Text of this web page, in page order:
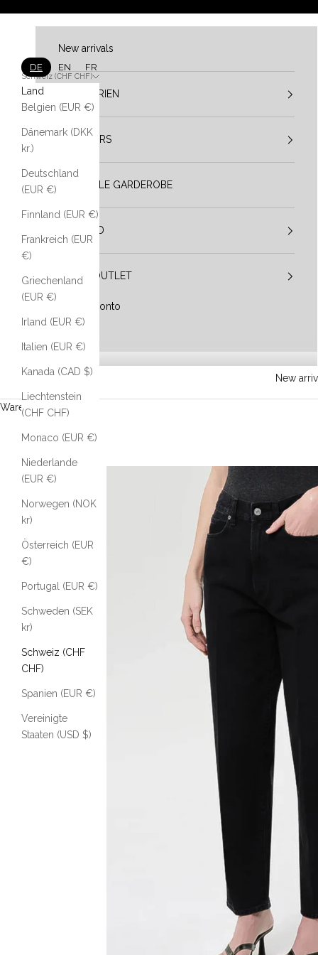
New
Schweiz (CHF CHF)
Land
Belgien (EUR €)
Dänemark (DKK
kr.)
Deutschland
(EUR €)
Finnland (EUR €)
Frankreich (EUR
€)
Griechenland
(EUR €)
Irland (EUR €)
Italien (EUR €)
Kanada (CAD $)
Liechtenstein
(CHF CHF)
Monaco (EUR €)
Niederlande
(EUR €)
Norwegen (NOK
kr)
Österreich (EUR
€)
Portugal (EUR €)
Schweden (SEK
kr)
Schweiz (CHF
CHF)
Spanien (EUR €)
Vereinigte
Staaten (USD $)
New arrivals
KATEGORIEN
DESIGNERS
VESTIBULE GARDEROBE
IM TREND
SALE / OUTLET
Mein Konto
Warenkorb
DE EN FR